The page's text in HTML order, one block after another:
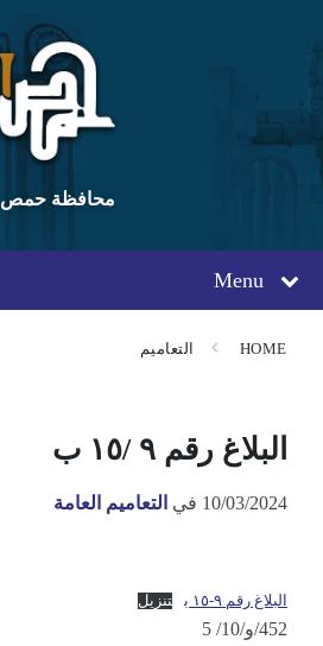
content
main
navigation
footer
محافظة حمص
Menu
HOME التعاميم
البلاغ رقم ٩ /١٥ ب
10/03/2024 في التعاميم العامة
البلاغ رقم ٩-١٥ ب تنزيل
452/و/10/ 5